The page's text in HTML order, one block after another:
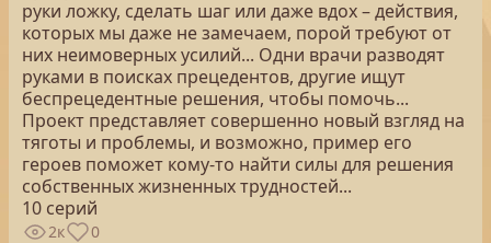
руки ложку, сделать шаг или даже вдох – действия,
которых мы даже не замечаем, порой требуют от
них неимоверных усилий... Одни врачи разводят
руками в поисках прецедентов, другие ищут
беспрецедентные решения, чтобы помочь...
Проект представляет совершенно новый взгляд на
тяготы и проблемы, и возможно, пример его
героев поможет кому-то найти силы для решения
собственных жизненных трудностей...
10 серий
2к 0